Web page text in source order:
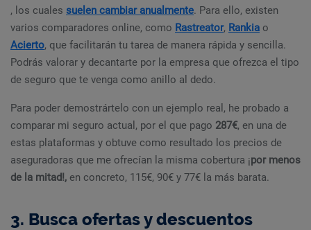
, los cuales suelen cambiar anualmente. Para ello, existen
varios comparadores online, como Rastreator, Rankia o
Acierto, que facilitarán tu tarea de manera rápida y sencilla.
Podrás valorar y decantarte por la empresa que ofrezca el tipo
de seguro que te venga como anillo al dedo.
Para poder demostrártelo con un ejemplo real, he probado a
comparar mi seguro actual, por el que pago 287€, en una de
estas plataformas y obtuve como resultado los precios de
aseguradoras que me ofrecían la misma cobertura ¡por menos
de la mitad!, en concreto, 115€, 90€ y 77€ la más barata.
3. Busca ofertas y descuentos